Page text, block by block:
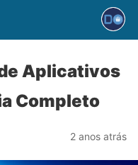
Aplicativos
Completo
2 anos atrás